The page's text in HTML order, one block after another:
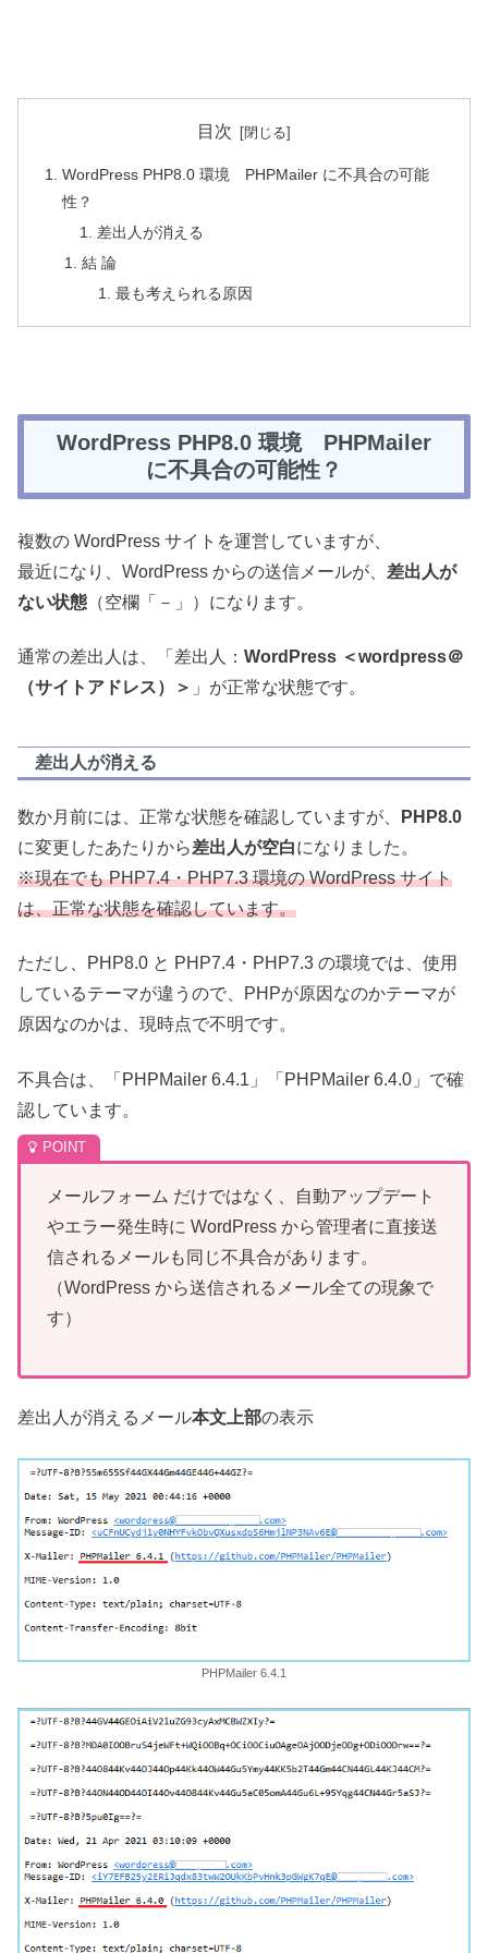
目次
WordPress PHP8.0 環境 PHPMailer に不具合の可能
性？
差出人が消える
結 論
最も考えられる原因
WordPress PHP8.0 環境 PHPMailer
に不具合の可能性？
複数の WordPress サイトを運営していますが、
最近になり、WordPress からの送信メールが、 差出人が
ない状態 （空欄「－」）になります。
通常の差出人は、「差出人： WordPress ＜wordpress＠
（サイトアドレス）＞ 」が正常な状態です。
差出人が消える
数か月前には、正常な状態を確認していますが、
PHP8.0
に変更したあたりから差出人が空白になりました。
※現在でも PHP7.4・PHP7.3 環境の WordPress サイト
は、正常な状態を確認しています。
ただし、PHP8.0 と PHP7.4・PHP7.3 の環境では、使用
しているテーマが違うので、PHPが原因なのかテーマが
原因なのかは、現時点で不明です。
不具合は、「PHPMailer 6.4.1」「PHPMailer 6.4.0」で確
認しています。
メールフォーム だけではなく、自動アップデート
やエラー発生時に WordPress から管理者に直接送
信されるメールも同じ不具合があります。
（WordPress から送信されるメール全ての現象で
す）
差出人が消えるメール本文上部の表示
PHPMailer 6.4.1